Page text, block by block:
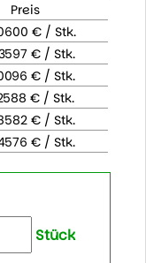
Preis
€ / Stk.
€ / Stk.
€ / Stk.
€ / Stk.
€ / Stk.
€ / Stk.
Stück